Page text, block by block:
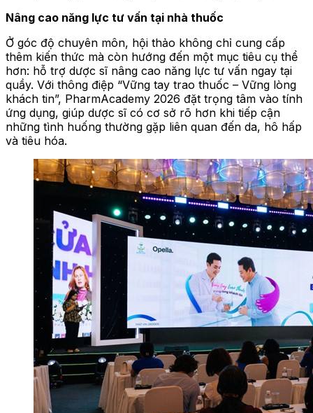
Nâng cao năng lực tư vấn tại nhà thuốc
Ở góc độ chuyên môn, hội thảo không chỉ cung cấp
thêm kiến thức mà còn hướng đến một mục tiêu cụ thể
hơn: hỗ trợ dược sĩ nâng cao năng lực tư vấn ngay tại
quầy. Với thông điệp “Vững tay trao thuốc – Vững lòng
khách tin”, PharmAcademy 2026 đặt trọng tâm vào tính
ứng dụng, giúp dược sĩ có cơ sở rõ hơn khi tiếp cận
những tình huống thường gặp liên quan đến da, hô hấp
và tiêu hóa.